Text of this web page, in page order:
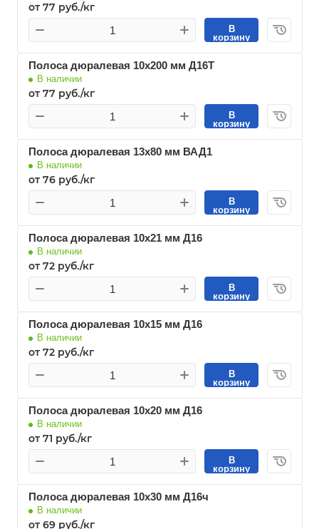
от 77 руб./кг
В
корзину
Полоса дюралевая 10х200 мм Д16Т
В наличии
от 77 руб./кг
В
корзину
Полоса дюралевая 13х80 мм ВАД1
В наличии
от 76 руб./кг
В
корзину
Полоса дюралевая 10х21 мм Д16
В наличии
от 72 руб./кг
В
корзину
Полоса дюралевая 10х15 мм Д16
В наличии
от 72 руб./кг
В
корзину
Полоса дюралевая 10х20 мм Д16
В наличии
от 71 руб./кг
В
корзину
Полоса дюралевая 10х30 мм Д16ч
В наличии
от 69 руб./кг